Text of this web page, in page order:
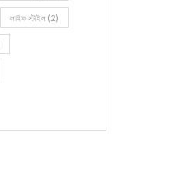
লাইফ স্টাইল (2)